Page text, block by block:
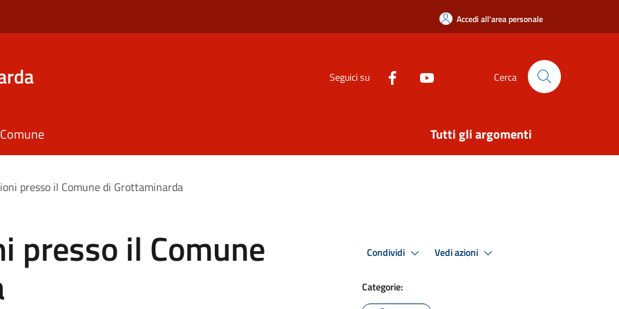
Accedi all'area personale
Seguici su Cerca
Tutti gli argomenti
presso il Comune di Grottaminarda
presso il Comune Condividi Vedi azioni
Categorie: